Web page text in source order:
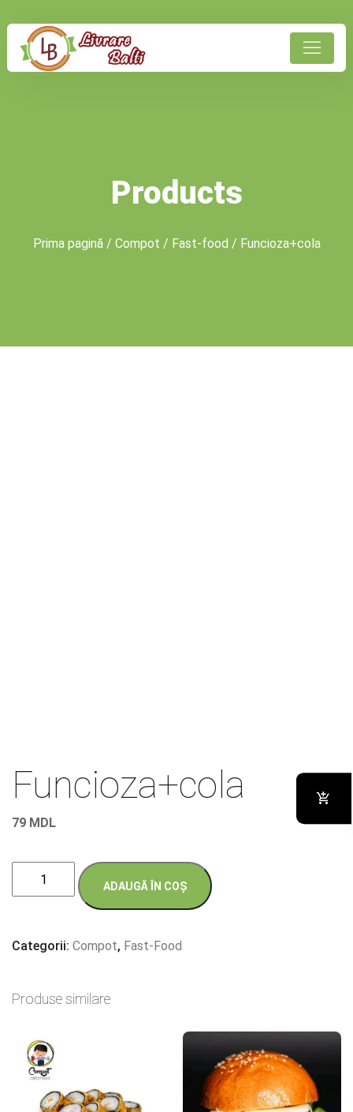
Products
Prima pagină/ Compot / Fast-food / Funcioza+cola
Funcioza+cola
79 MDL
Cantitate
Funcioza+cola
ADAUGĂ ÎN COȘ
Categorii: Compot, Fast-Food
Produse similare